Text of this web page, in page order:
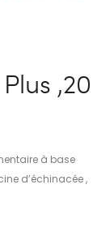
,20
à base
d’échinacée ,